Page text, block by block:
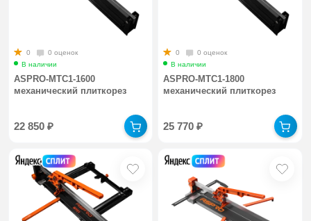
0
0 оценок
В наличии
ASPRO-MTC1-1600
механический плиткорез
22 850₽
0
0 оценок
В наличии
ASPRO-MTC1-1800
механический плиткорез
25 770₽